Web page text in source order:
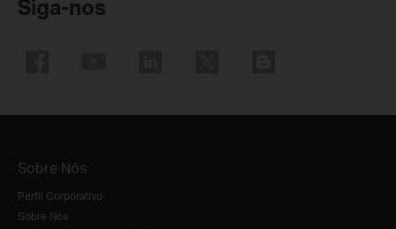
Siga-nos
Sobre Nós
Perfil Corporativo
Sobre Nós